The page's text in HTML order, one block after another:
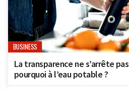
BUSINESS
La transparence ne s’arrête
pourquoi à l’eau potable ?